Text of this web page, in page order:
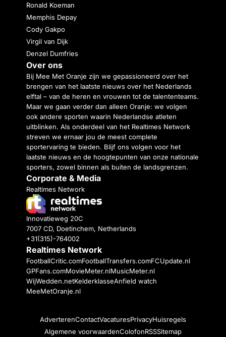
Ronald Koeman
Memphis Depay
Cody Gakpo
Virgil van Dijk
Denzel Dumfries
Over ons
Bij Mee Met Oranje zijn we gepassioneerd over het
brengen van het laatste nieuws over het Nederlands
elftal – van de heren en vrouwen tot de talententeams.
Maar we gaan verder dan alleen Oranje: we volgen
ook andere sporten waarin Nederlandse atleten
uitblinken. Als onderdeel van het Realtimes Network
streven we ernaar jou de meest complete
sportervaring te bieden. Blijf ons volgen voor het
laatste nieuws en de hoogtepunten van onze nationale
sporters, zowel binnen als buiten de landsgrenzen.
Corporate & Media
Realtimes Network
Innovatieweg 20C
7007 CD, Doetinchem, Netherlands
+31(315)-764002
Realtimes Network
FootballCritic.comFootballTransfers.comFCUpdate.nl
GPFans.comMovieMeter.nlMusicMeter.nl
WijWedden.netKelderklasseAnfield watch
MeeMetOranje.nl
AdverterenContactVacaturesPrivacyHuisregels
Algemene voorwaardenColofonRSSSitemap